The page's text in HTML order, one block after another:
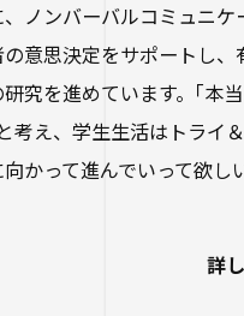
マップ・施設紹介
出について
関係
ス科目一覧
に関する相談
就職先アンケートについ
職支援について
査
安全対策
学同窓会
学
申請
四天王寺大学公式SNS
ノンバーバルコミュニケ
意思決定をサポートし、
究を進めています。｢本
考え、学生生活はトライ
かって進んでいって欲し
詳